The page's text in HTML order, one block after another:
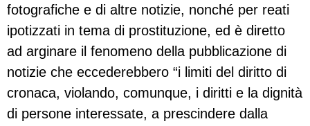
fotografiche e di altre notizie, nonché per reati
ipotizzati in tema di prostituzione, ed è diretto
ad arginare il fenomeno della pubblicazione di
notizie che eccederebbero “i limiti del diritto di
cronaca, violando, comunque, i diritti e la dignità
di persone interessate, a prescindere dalla